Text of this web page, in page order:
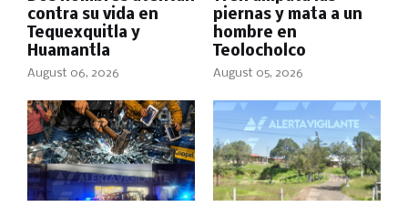
contra su vida en
Tequexquitla y
Huamantla
August 06, 2026
piernas y mata a un
hombre en
Teolocholco
August 05, 2026